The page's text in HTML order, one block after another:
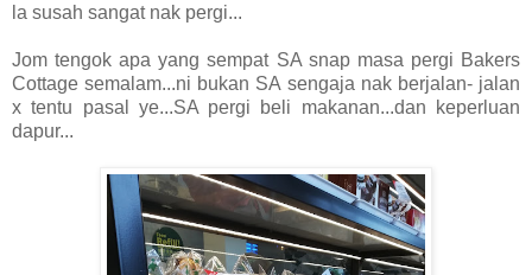
la susah sangat nak pergi...
Jom tengok apa yang sempat SA snap masa pergi Bakers
Cottage semalam...ni bukan SA sengaja nak berjalan- jalan
x tentu pasal ye...SA pergi beli makanan...dan keperluan
dapur...